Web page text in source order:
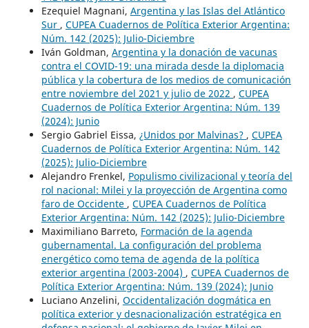
Ezequiel Magnani, Argentina y las Islas del Atlántico
Sur , CUPEA Cuadernos de Política Exterior Argentina:
Núm. 142 (2025): Julio-Diciembre
Iván Goldman, Argentina y la donación de vacunas
contra el COVID-19: una mirada desde la diplomacia
pública y la cobertura de los medios de comunicación
entre noviembre del 2021 y julio de 2022 , CUPEA
Cuadernos de Política Exterior Argentina: Núm. 139
(2024): Junio
Sergio Gabriel Eissa, ¿Unidos por Malvinas? , CUPEA
Cuadernos de Política Exterior Argentina: Núm. 142
(2025): Julio-Diciembre
Alejandro Frenkel, Populismo civilizacional y teoría del
rol nacional: Milei y la proyección de Argentina como
faro de Occidente , CUPEA Cuadernos de Política
Exterior Argentina: Núm. 142 (2025): Julio-Diciembre
Maximiliano Barreto, Formación de la agenda
gubernamental. La configuración del problema
energético como tema de agenda de la política
exterior argentina (2003-2004) , CUPEA Cuadernos de
Política Exterior Argentina: Núm. 139 (2024): Junio
Luciano Anzelini, Occidentalización dogmática en
política exterior y desnacionalización estratégica en